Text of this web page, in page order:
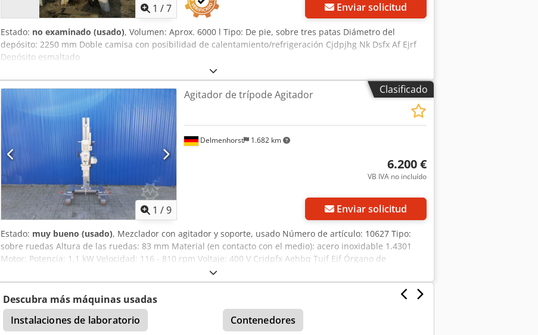
1 /7 Enviar solicitud
Estado: no examinado (usado), Volumen: Aprox. 6000 l Tipo: De pie, sobre tres patas Diámetro del
depósito: 2250 mm Doble camisa con posibilidad de calentamiento/refrigeración Cjdpjhg Nk Dsfx Af Ejrf
Depósito esmaltado
Clasificado
1 /9
Delmenhorst 1.682 km
Agitador de trípode Agitador
6.200 €
VB IVA no incluído
Enviar solicitud
Estado: muy bueno (usado), Mezclador con agitador y soporte, usado Número de artículo: 10627 Tipo:
sobre ruedas Altura de las ruedas: 83 mm Material (en contacto con el medio): acero inoxidable 1.4301
Motor: Potencia: 1,1 kW Velocidad: 116 - 810 rpm Voltaje: 400 V Crjdpfx Aehbq Tujf Ejf Órgano de
agitación: Hélice Diámetro: 200 mm Longitud del eje: 375 mm Altura total: 1748 mm, ajustable Anchura
total: 755 mm Longitud total: 1027 mm
Descubra más máquinas usadas
Instalaciones de laboratorio
Contenedores